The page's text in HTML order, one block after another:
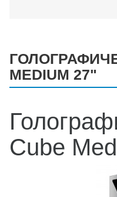
MEDIUM 27"
Cube